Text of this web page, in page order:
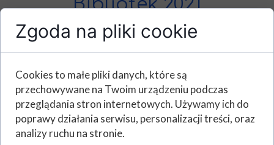
Bibliotek 2021
Hasłem Tygodnia Bibliotek 2021
jest „Znajdziesz mnie w
bibliotece”
Co roku Stowarzyszenie Bibliotekarzy
Polskich organizuje, w dniach 8-15 maja,
Zgoda na pliki cookie
Cookies to małe pliki danych, które są
przechowywane na Twoim urządzeniu podczas
przeglądania stron internetowych. Używamy ich do
poprawy działania serwisu, personalizacji treści, oraz
analizy ruchu na stronie.